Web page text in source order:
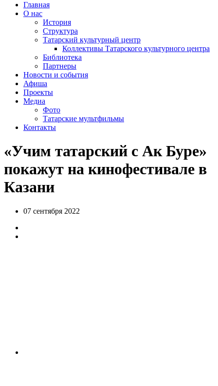
Главная
О нас
История
Структура
Татарский культурный центр
Коллективы Татарского культурного центра
Библиотека
Партнеры
Новости и события
Афиша
Проекты
Медиа
Фото
Татарские мультфильмы
Контакты
«Учим татарский с Ак Буре»
покажут на кинофестивале в
Казани
07 сентября 2022